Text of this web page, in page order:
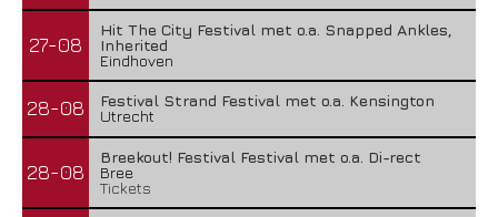
27-08
Hit The City Festival met o.a. Snapped Ankles,
Inherited
Eindhoven
28-08
Festival Strand Festival met o.a. Kensington
Utrecht
28-08
Breekout! Festival Festival met o.a. Di-rect
Bree
Tickets